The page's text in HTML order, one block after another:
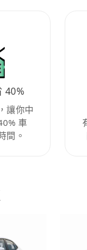
40%
讓你中
車
間。